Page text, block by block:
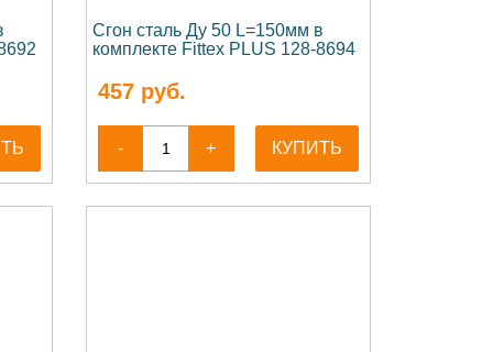
Сгон сталь Ду 50 L=150мм в
комплекте Fittex PLUS 128-8694
457руб.
- + КУПИТЬ